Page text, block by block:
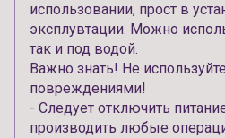
использовании, прост в
эксплувтации. Можно
так и под водой.
Важно знать! Не
повреждениями!
- Следует отключить
производить любые